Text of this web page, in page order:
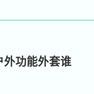
外功能外套谁